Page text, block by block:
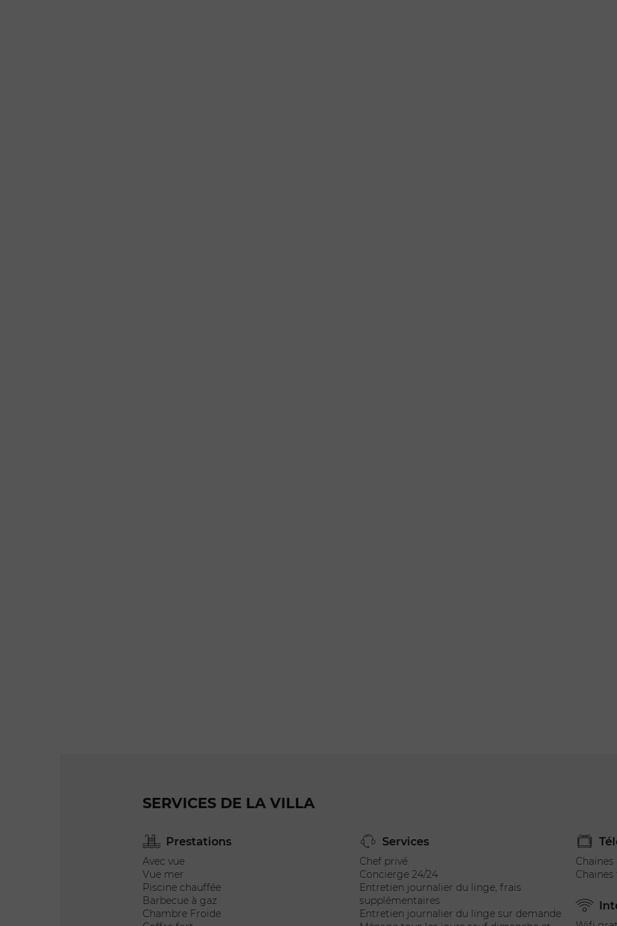
SERVICES DE LA VILLA
Prestations
Avec vue
Vue mer
Piscine chauffée
Barbecue à gaz
Chambre Froide
Services
Chef privé
Concierge 24/24
Entretien journalier du linge, frais
supplémentaires
Entretien journalier du linge sur demande